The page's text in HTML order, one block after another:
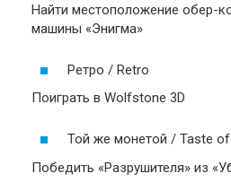
Найти местоположение обер-
машины «Энигма»
Ретро / Retro
Поиграть в Wolfstone 3D
Той же монетой / Taste
Победить «Разрушителя» из